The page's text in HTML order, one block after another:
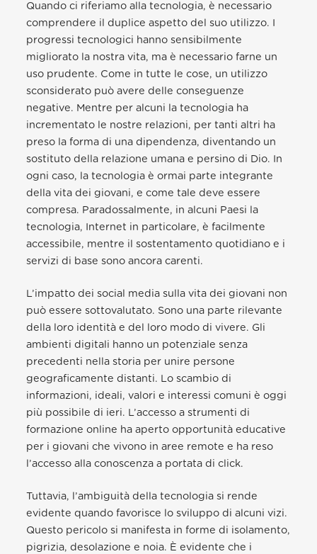
Quando ci riferiamo alla tecnologia, è necessario
comprendere il duplice aspetto del suo utilizzo. I
progressi tecnologici hanno sensibilmente
migliorato la nostra vita, ma è necessario farne un
uso prudente. Come in tutte le cose, un utilizzo
sconsiderato può avere delle conseguenze
negative. Mentre per alcuni la tecnologia ha
incrementato le nostre relazioni, per tanti altri ha
preso la forma di una dipendenza, diventando un
sostituto della relazione umana e persino di Dio. In
ogni caso, la tecnologia è ormai parte integrante
della vita dei giovani, e come tale deve essere
compresa. Paradossalmente, in alcuni Paesi la
tecnologia, Internet in particolare, è facilmente
accessibile, mentre il sostentamento quotidiano e i
servizi di base sono ancora carenti.
L’impatto dei social media sulla vita dei giovani non
può essere sottovalutato. Sono una parte rilevante
della loro identità e del loro modo di vivere. Gli
ambienti digitali hanno un potenziale senza
precedenti nella storia per unire persone
geograficamente distanti. Lo scambio di
informazioni, ideali, valori e interessi comuni è oggi
più possibile di ieri. L’accesso a strumenti di
formazione online ha aperto opportunità educative
per i giovani che vivono in aree remote e ha reso
l’accesso alla conoscenza a portata di click.
Tuttavia, l’ambiguità della tecnologia si rende
evidente quando favorisce lo sviluppo di alcuni vizi.
Questo pericolo si manifesta in forme di isolamento,
pigrizia, desolazione e noia. È evidente che i